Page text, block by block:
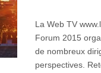
La Web TV
Forum 2015
de nombreux
perspectives.